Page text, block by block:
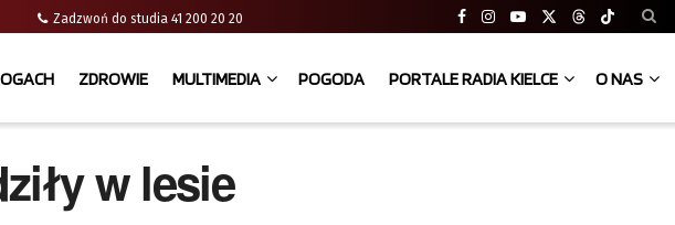
Zadzwoń do studia 41 200 20 20
ZDROWIE MULTIMEDIA POGODA PORTALE RADIA KIELCE O NAS
w lesie